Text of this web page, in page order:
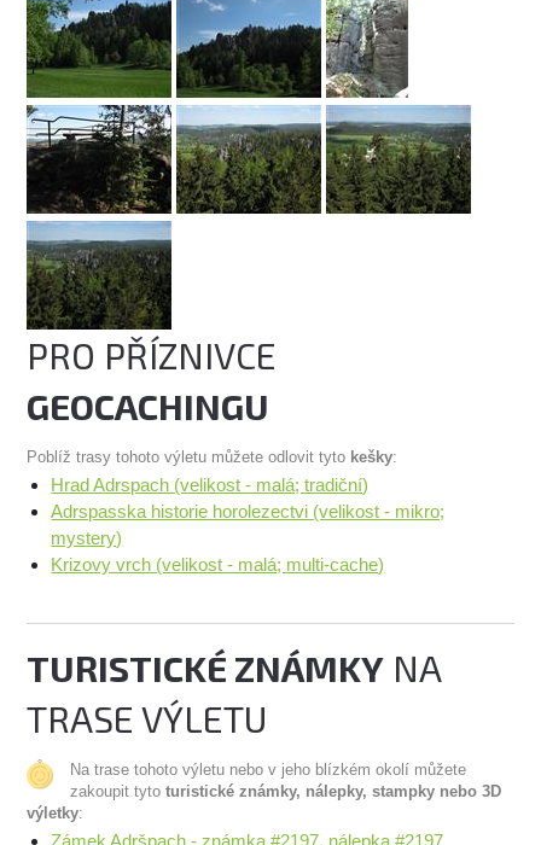
PRO PŘÍZNIVCE
GEOCACHINGU
Poblíž trasy tohoto výletu můžete odlovit tyto kešky:
Hrad Adrspach (velikost - malá; tradiční)
Adrspasska historie horolezectvi (velikost - mikro;
mystery)
Krizovy vrch (velikost - malá; multi-cache)
TURISTICKÉ ZNÁMKY NA
TRASE VÝLETU
Na trase tohoto výletu nebo v jeho blízkém okolí můžete
zakoupit tytoturistické známky, nálepky, stampky nebo 3D
výletky: